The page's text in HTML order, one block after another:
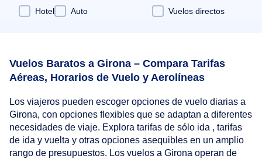
Hotel
Auto Vuelos directos
Vuelos Baratos a Girona – Compara Tarifas
Aéreas, Horarios de Vuelo y Aerolíneas
Los viajeros pueden escoger opciones de vuelo diarias a
Girona, con opciones flexibles que se adaptan a diferentes
necesidades de viaje. Explora tarifas de sólo ida , tarifas
de ida y vuelta y otras opciones asequibles en un amplio
rango de presupuestos. Los vuelos a Girona operan de